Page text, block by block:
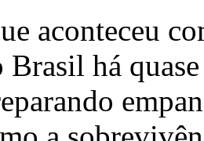
aconteceu
há